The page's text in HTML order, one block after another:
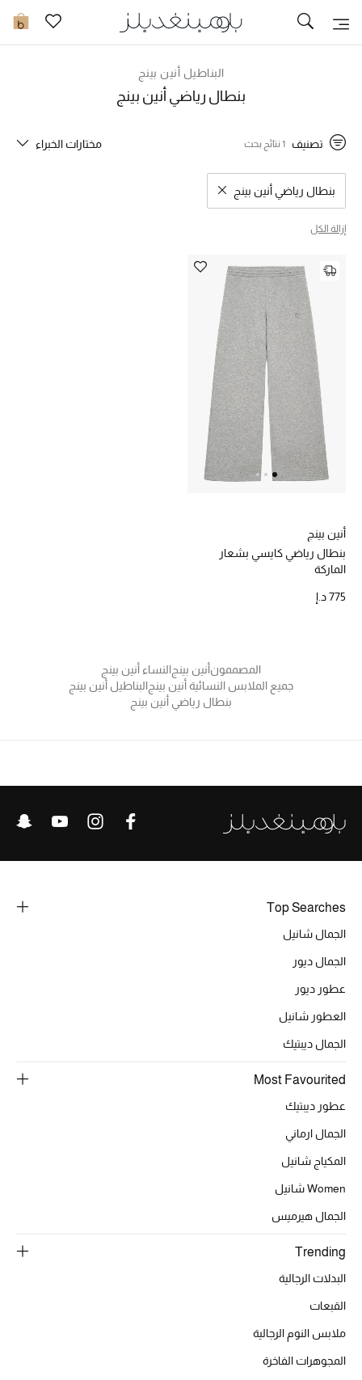
0 تخفيضات
مزيد من التخفيضات
النساء
الرجال
الجمال
الأطفال
مستلزمات المنزل
خصم حتى 70%
تسوقوا الآن
ما وصلنا حديثاً
الموسم الجديد
أحذية النسائية
الأطفال
جديد لدينا
عرض جميع المنتجات
ما وصلنا حديثاً
حصريًا عبر الإنترنت
تشكيلة المناسبات للنساء
البناطيل أنين بينج
بنطال رياضي أنين بينج
تصنيف 1 نتائج بحث مختارات الخبراء
بنطال رياضي أنين بينج
مسح نتائج البحث النوع المحدد
إزالة الكل
أنين بينج
بنطال رياضي كايسي بشعار
الماركة
775 د.إ
المصممونأنين بينجالنساء أنين بينج
جميع الملابس النسائية أنين بينجالبناطيل أنين بينج
بنطال رياضي أنين بينج
Top Searches
الجمال شانيل
الجمال ديور
عطور ديور
العطور شانيل
الجمال ديبتيك
Most Favourited
عطور ديبتيك
الجمال ارماني
المكياج شانيل
Women شانيل
الجمال هيرميس
Trending
البدلات الرجالية
القبعات
ملابس النوم الرجالية
المجوهرات الفاخرة